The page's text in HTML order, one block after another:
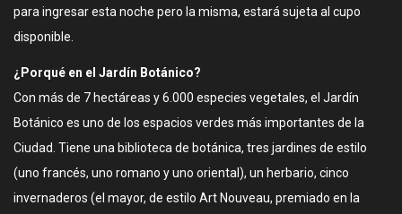
para ingresar esta noche pero la misma, estará sujeta al cupo
disponible.
¿Porqué en el Jardín Botánico?
Con más de 7 hectáreas y 6.000 especies vegetales, el Jardín
Botánico es uno de los espacios verdes más importantes de la
Ciudad. Tiene una biblioteca de botánica, tres jardines de estilo
(uno francés, uno romano y uno oriental), un herbario, cinco
invernaderos (el mayor, de estilo Art Nouveau, premiado en la